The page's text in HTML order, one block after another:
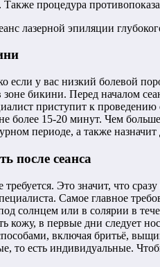
процедура
лазерной эпиляции
если у вас низкий болевой
бикини. Перед началом
приступит к
более 15-20 минут. Чем
периоде, а также
после сеанса
Это значит, что
Самое главное
солнцем или в солярии в
в первые дни следует
включая бритьё,
то есть индивидуальные.